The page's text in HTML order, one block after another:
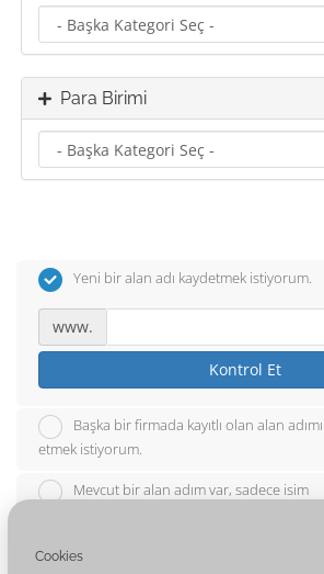
Para Birimi
Yeni bir alan adı kaydetmek istiyorum.
www.
Kontrol Et
Başka bir firmada kayıtlı olan alan
etmek istiyorum.
Mevcut bir alan adım var, sadece isim
Şu alan adından alt alan adı
Cookies